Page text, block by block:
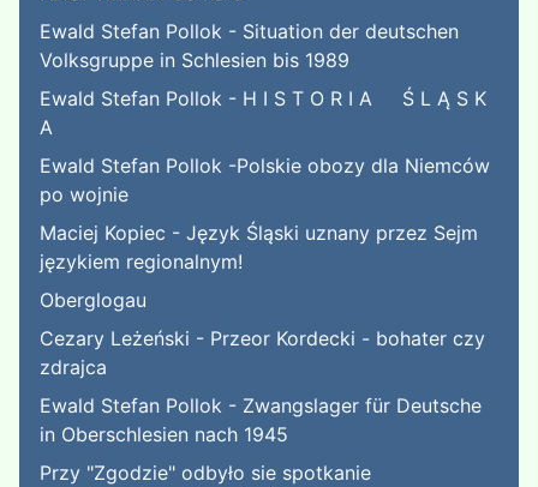
Ewald Stefan Pollok - Situation der deutschen
Volksgruppe in Schlesien bis 1989
Ewald Stefan Pollok - H I S T O R I A Ś L Ą S K
A
Ewald Stefan Pollok -Polskie obozy dla Niemców
po wojnie
Maciej Kopiec - Język Śląski uznany przez Sejm
językiem regionalnym!
Oberglogau
Cezary Leżeński - Przeor Kordecki - bohater czy
zdrajca
Ewald Stefan Pollok - Zwangslager für Deutsche
in Oberschlesien nach 1945
Przy "Zgodzie" odbyło sie spotkanie